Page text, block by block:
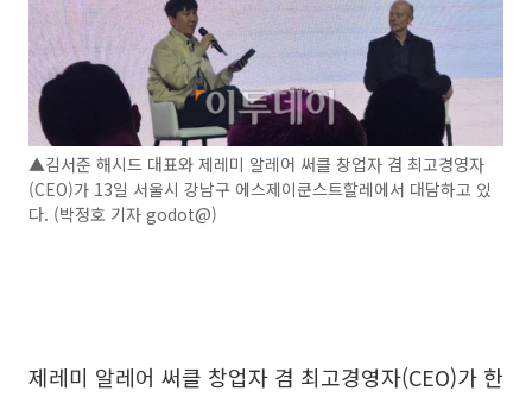
▲김서준 해시드 대표와 제레미 알레어 써클 창업자 겸 최고경영자
(CEO)가 13일 서울시 강남구 에스제이쿤스트할레에서 대담하고 있
다. (박정호 기자 godot@)
제레미 알레어 써클 창업자 겸 최고경영자(CEO)가 한